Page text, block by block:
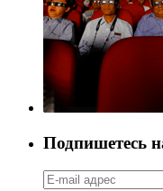
Подпишетесь